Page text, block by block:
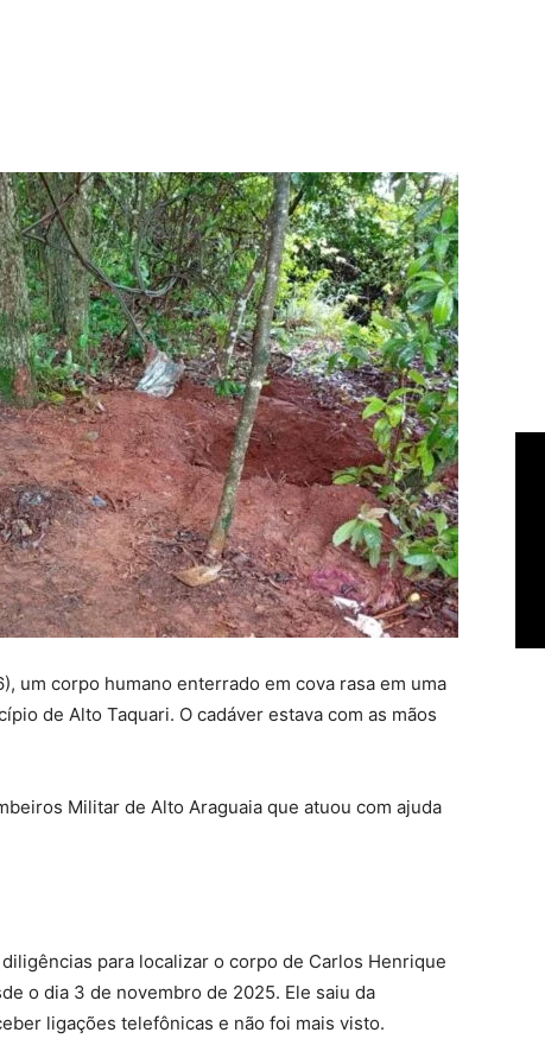
um corpo humano enterrado em cova rasa em uma
de Alto Taquari. O cadáver estava com as mãos
Militar de Alto Araguaia que atuou com ajuda
para localizar o corpo de Carlos Henrique
o dia 3 de novembro de 2025. Ele saiu da
ligações telefônicas e não foi mais visto.